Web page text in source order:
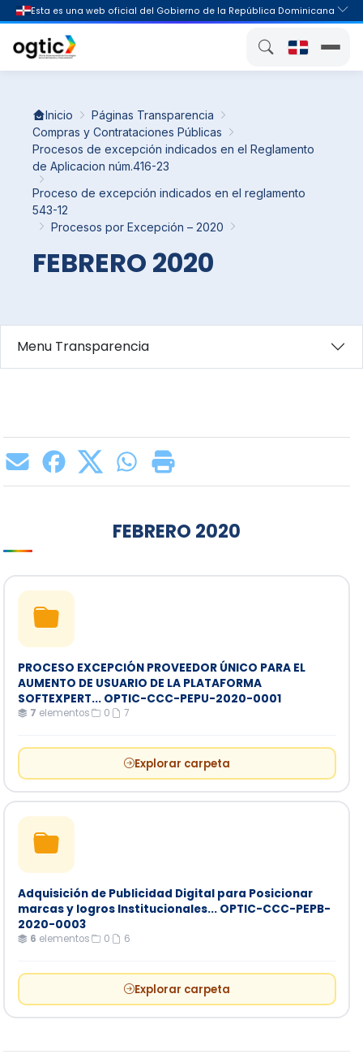
Inicio
Páginas Transparencia
Compras y Contrataciones Públicas
Procesos de excepción indicados en el Reglamento
de Aplicacion núm.416-23
Proceso de excepción indicados en el reglamento
543-12
Procesos por Excepción – 2020
FEBRERO 2020
Menu Transparencia
FEBRERO 2020
PROCESO EXCEPCIÓN PROVEEDOR ÚNICO PARA EL
AUMENTO DE USUARIO DE LA PLATAFORMA
SOFTEXPERT... OPTIC-CCC-PEPU-2020-0001
7 elementos 0 7
Explorar carpeta
Adquisición de Publicidad Digital para Posicionar
marcas y logros Institucionales... OPTIC-CCC-PEPB-
2020-0003
6 elementos 0 6
Explorar carpeta